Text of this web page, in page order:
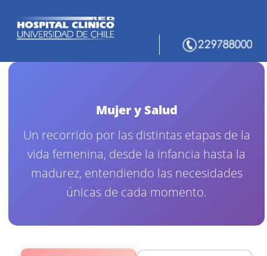
Mujer y Salud
Un recorrido por las distintas etapas de la
vida femenina, desde la infancia hasta la
madurez, entendiendo las necesidades
únicas de cada momento.